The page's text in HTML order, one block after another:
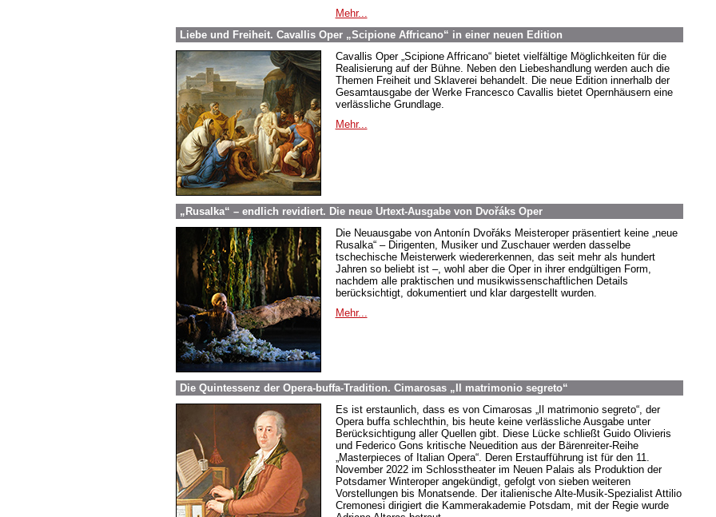
Mehr...
Liebe und Freiheit. Cavallis Oper „Scipione Affricano“ in einer neuen Edition
Cavallis Oper „Scipione Affricano“ bietet vielfältige Möglichkeiten für die
Realisierung auf der Bühne. Neben den Liebeshandlung werden auch die
Themen Freiheit und Sklaverei behandelt. Die neue Edition innerhalb der
Gesamtausgabe der Werke Francesco Cavallis bietet Opernhäusern eine
verlässliche Grundlage.
Mehr...
„Rusalka“ – endlich revidiert. Die neue Urtext-Ausgabe von Dvořáks Oper
Die Neuausgabe von Antonín Dvořáks Meisteroper präsentiert keine „neue
Rusalka“ – Dirigenten, Musiker und Zuschauer werden dasselbe
tschechische Meisterwerk wiedererkennen, das seit mehr als hundert
Jahren so beliebt ist –, wohl aber die Oper in ihrer endgültigen Form,
nachdem alle praktischen und musikwissenschaftlichen Details
berücksichtigt, dokumentiert und klar dargestellt wurden.
Mehr...
Die Quintessenz der Opera-buffa-Tradition. Cimarosas „Il matrimonio segreto“
Es ist erstaunlich, dass es von Cimarosas „Il matrimonio segreto“, der
Opera buffa schlechthin, bis heute keine verlässliche Ausgabe unter
Berücksichtigung aller Quellen gibt. Diese Lücke schließt Guido Olivieris
und Federico Gons kritische Neuedition aus der Bärenreiter-Reihe
„Masterpieces of Italian Opera“. Deren Erstaufführung ist für den 11.
November 2022 im Schlosstheater im Neuen Palais als Produktion der
Potsdamer Winteroper angekündigt, gefolgt von sieben weiteren
Vorstellungen bis Monatsende. Der italienische Alte-Musik-Spezialist Attilio
Cremonesi dirigiert die Kammerakademie Potsdam, mit der Regie wurde